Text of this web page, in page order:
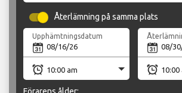
Återlämning på samma plats
Upphämtningsdatum